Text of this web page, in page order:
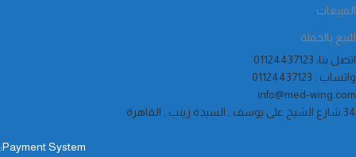
المبيعات
للبيع بالجملة
اتصل بنا: 01124437123
واتساب : 01124437123
info@med-wing.com
34 شارع الشيخ على يوسف , السيدة زينب , القاهرة
Payment System: